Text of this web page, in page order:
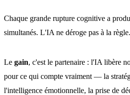
Chaque grande rupture cognitive a
simultanés. L'IA ne déroge pas à la règle.
Le gain, c'est le partenaire : l'IA libère
pour ce qui compte vraiment — la
l'intelligence émotionnelle, la prise de